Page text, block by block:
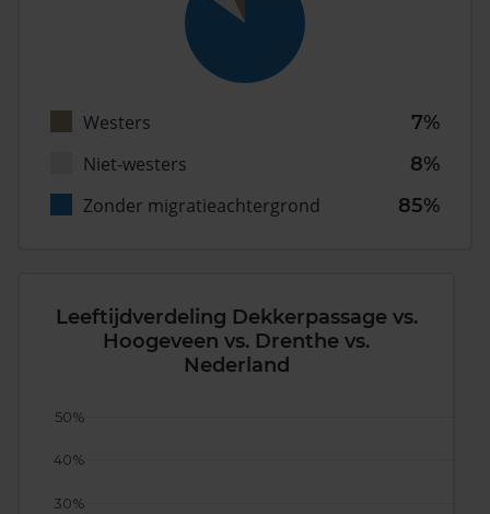
Westers
7%
Niet-westers
8%
Zonder migratieachtergrond
85%
Leeftijdverdeling Dekkerpassage vs.
Hoogeveen vs. Drenthe vs.
Nederland
30%
40%
50%